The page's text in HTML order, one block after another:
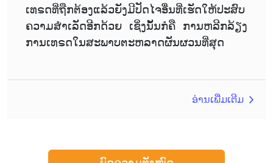
ເທຣດທີ່ຖືກຕ້ອງແລ້ວຍັງມີປັດໄຈອື່ນທີ່ເຮັດໃຫ້ປະສົບ
ຄວາມສຳເລັດອີກດ້ວຍ ເຊິ່ງນັ້ນກໍຄື ການຫລີກລ້ຽງ
ການເທຣດໃນສະພາບຕະຫລາດຜັນຜວນທີ່ສຸດ
ອ່ານເພີ່ມເຕີມ